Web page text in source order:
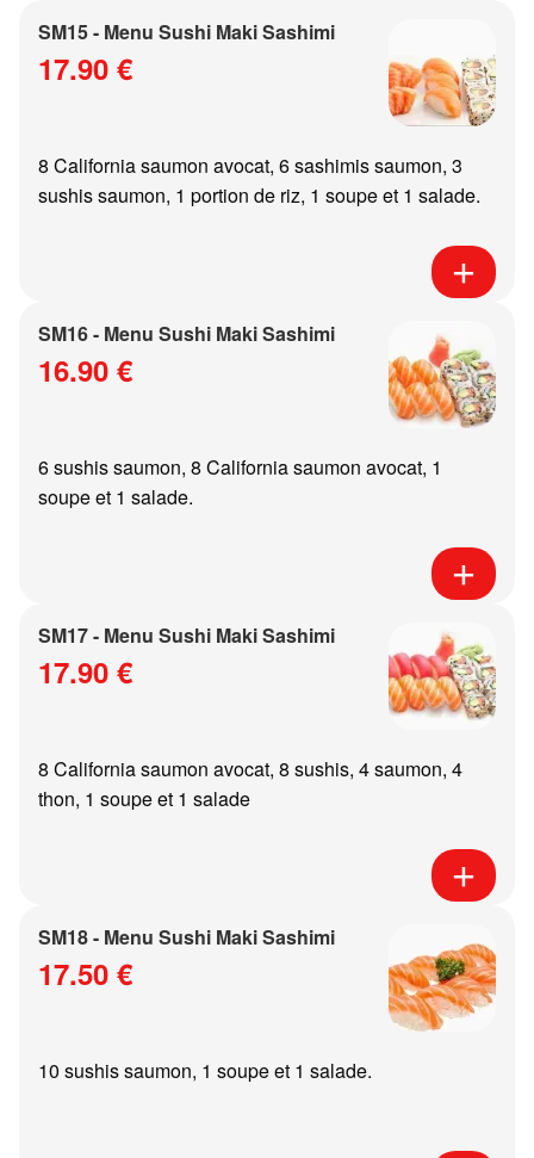
SM15 - Menu Sushi Maki Sashimi
17.90 €
8 California saumon avocat, 6 sashimis saumon, 3
sushis saumon, 1 portion de riz, 1 soupe et 1 salade.
SM16 - Menu Sushi Maki Sashimi
16.90 €
6 sushis saumon, 8 California saumon avocat, 1
soupe et 1 salade.
SM17 - Menu Sushi Maki Sashimi
17.90 €
8 California saumon avocat, 8 sushis, 4 saumon, 4
thon, 1 soupe et 1 salade
SM18 - Menu Sushi Maki Sashimi
17.50 €
10 sushis saumon, 1 soupe et 1 salade.